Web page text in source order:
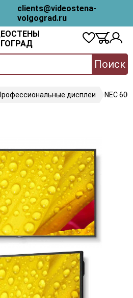
clients@videostena-
volgograd.ru
Поиск
дисплеи NEC